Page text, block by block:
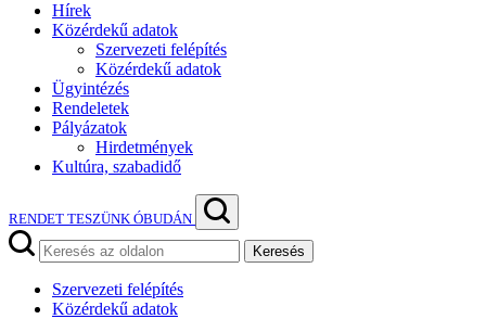
Hírek
Közérdekű adatok
Szervezeti felépítés
Közérdekű adatok
Ügyintézés
Rendeletek
Pályázatok
Hirdetmények
Kultúra, szabadidő
RENDET TESZÜNK ÓBUDÁN
Keresés
Szervezeti felépítés
Közérdekű adatok